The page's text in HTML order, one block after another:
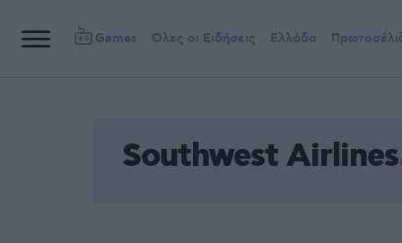
Games Όλες οι Ειδήσεις Ελλάδα
Southwest Airlines